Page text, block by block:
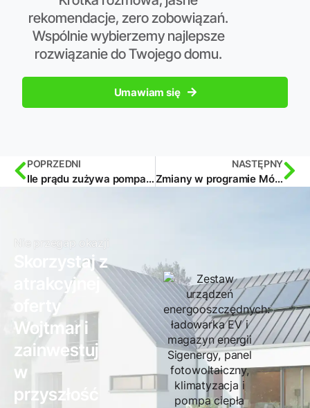
rekomendacje, zero zobowiązań.
Wspólnie wybierzemy najlepsze
rozwiązanie do Twojego domu.
Umawiam się
POPRZEDNI
Ile prądu zużywa pompa ciepła?
NASTĘPNY
Zmiany w programie Mój Prąd
Nie przegap okazji
Skorzystaj z
atrakcyjnej
oferty
Wojtmar i
zainwestuj
w
przyszłość